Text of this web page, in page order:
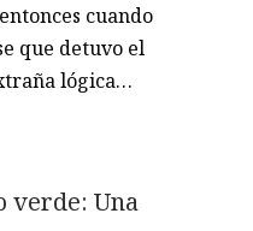
cuando
que detuvo el
lógica…
verde: Una